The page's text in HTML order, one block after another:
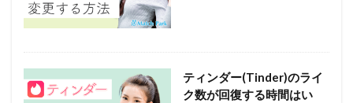
ティンダー(Tinder)のライ
ク数が回復する時間はい